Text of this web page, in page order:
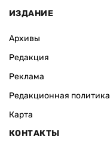
ИЗДАНИЕ
Архивы
Редакция
Реклама
Редакционная политика
Карта
КОНТАКТЫ